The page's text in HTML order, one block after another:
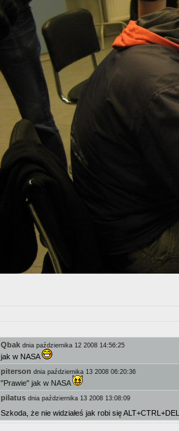
Qbak dnia października 12 2008 14:56:25
jak w NASA
piterson dnia października 13 2008 06:20:36
"Prawie" jak w NASA
pilatus dnia października 13 2008 13:08:09
Szkoda, że nie widziałeś jak robi się